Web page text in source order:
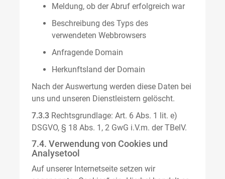
Meldung, ob der Abruf erfolgreich war
Beschreibung des Typs des
verwendeten Webbrowsers
Anfragende Domain
Herkunftsland der Domain
Nach der Auswertung werden diese Daten bei
uns und unseren Dienstleistern gelöscht.
7.3.3 Rechtsgrundlage: Art. 6 Abs. 1 lit. e)
DSGVO, § 18 Abs. 1, 2 GwG i.V.m. der TBelV.
7.4. Verwendung von Cookies und
Analysetool
Auf unserer Internetseite setzen wir